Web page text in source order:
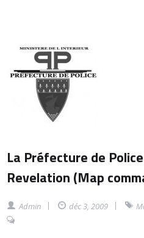
La Préfecture de
Revelation (Map
Admin déc 3, 2009